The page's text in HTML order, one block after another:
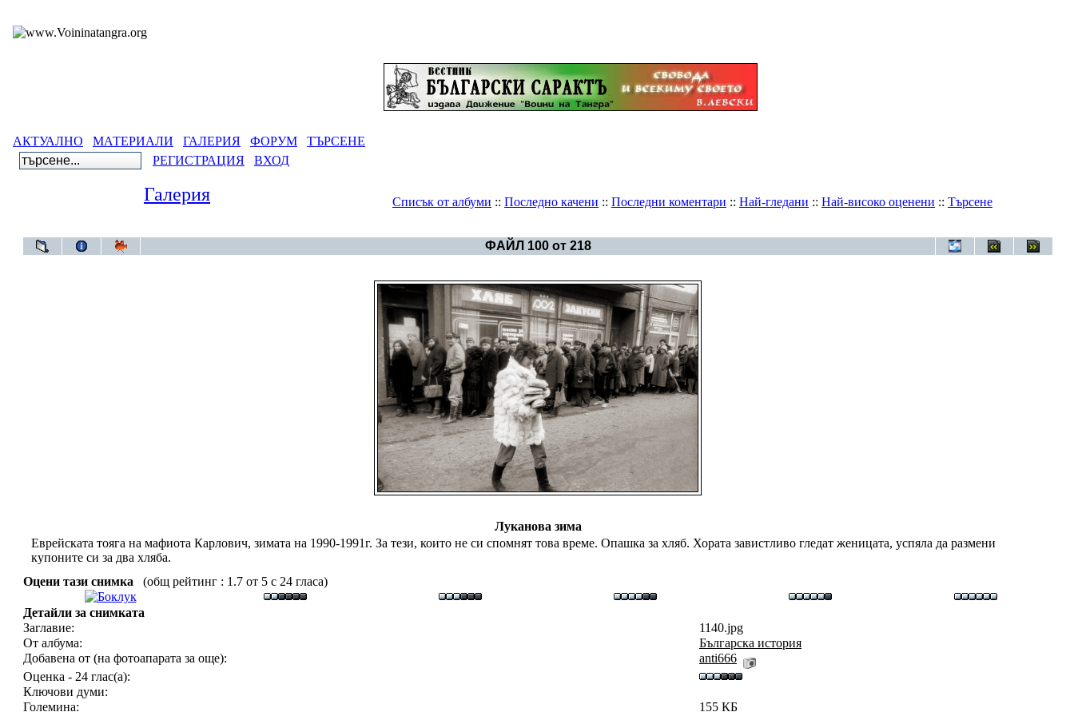
АКТУАЛНО МАТЕРИАЛИ ГАЛЕРИЯ ФОРУМ
ТЪРСЕНЕ
РЕГИСТРАЦИЯ
ВХОД
Галерия Списък от албуми :: Последно качени :: Последни коментари :: Най-гледани :: Най-високо оценени :: Търсене
ФАЙЛ 100 от 218
Луканова зима
Еврейската тояга на мафиота Карлович, зимата на 1990-1991г. За тези, които не си спомнят това време. Опашка за хляб. Хората завистливо гледат женицата, успяла да размени
купоните си за два хляба.
Оцени тази снимка
(общ рейтинг : 1.7 от 5 с 24 гласа)
Детайли за снимката
Заглавие:
1140.jpg
От албума:
Българска история
Добавена от (на фотоапарата за още):
anti666
Оценка - 24 глас(а):
Ключови думи:
Големина:
155 КБ